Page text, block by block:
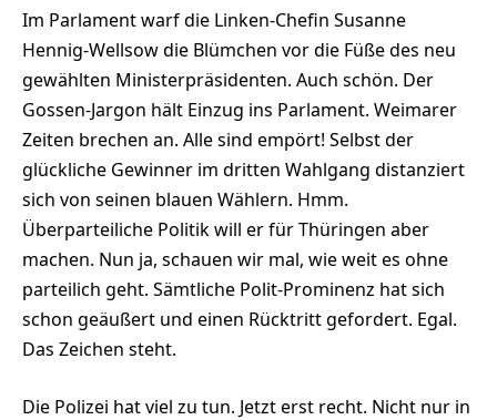
Im Parlament warf die Linken-Chefin Susanne
Hennig-Wellsow die Blümchen vor die Füße des neu
gewählten Ministerpräsidenten. Auch schön. Der
Gossen-Jargon hält Einzug ins Parlament. Weimarer
Zeiten brechen an. Alle sind empört! Selbst der
glückliche Gewinner im dritten Wahlgang distanziert
sich von seinen blauen Wählern. Hmm.
Überparteiliche Politik will er für Thüringen aber
machen. Nun ja, schauen wir mal, wie weit es ohne
parteilich geht. Sämtliche Polit-Prominenz hat sich
schon geäußert und einen Rücktritt gefordert. Egal.
Das Zeichen steht.
Die Polizei hat viel zu tun. Jetzt erst recht. Nicht nur in